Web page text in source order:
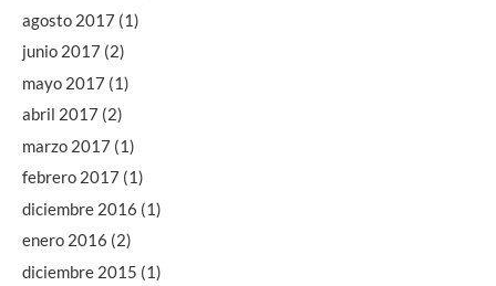
agosto 2017 (1)
junio 2017 (2)
mayo 2017 (1)
abril 2017 (2)
marzo 2017 (1)
febrero 2017 (1)
diciembre 2016 (1)
enero 2016 (2)
diciembre 2015 (1)